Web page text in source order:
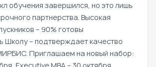
обучения завершился, но это лишь
партнерства. Высокая
– 90% готовы
Школу – подтверждает качество
Приглашаем на новый набор: